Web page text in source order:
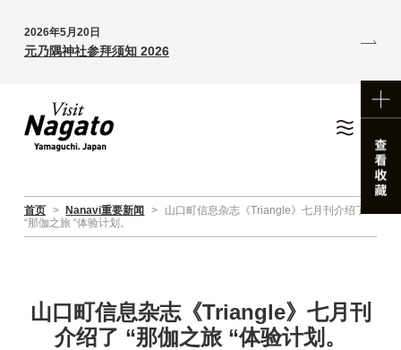
2026年5月20日
元乃隅神社参拜须知 2026
首页 > Nanavi重要新闻 >
山口町信息杂志《Triangle》七月刊介绍了
“那伽之旅 “体验计划。
山口町信息杂志《Triangle》七月刊
介绍了 “那伽之旅 “体验计划。